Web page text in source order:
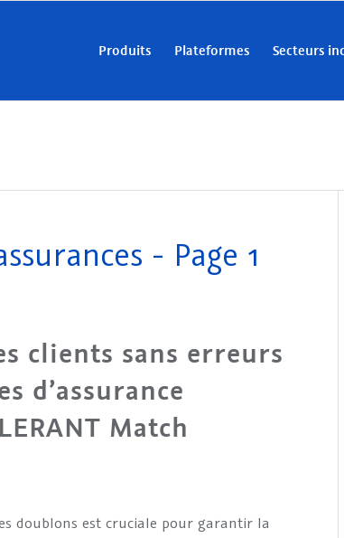
Produits Plateformes Secteurs
- Page 1
clients sans erreurs
d’assurance
Match
doublons est cruciale pour garantir la